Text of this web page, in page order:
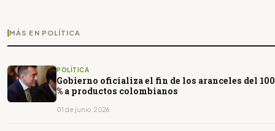
MÁS EN POLÍTICA
POLÍTICA
Gobierno oficializa el fin de los aranceles del 100
% a productos colombianos
01 de junio, 2026